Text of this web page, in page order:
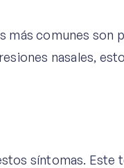
más comunes son
nasales,
síntomas. Este